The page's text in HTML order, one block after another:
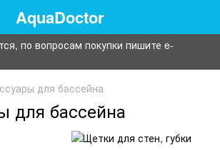
AquaDoctor
по вопросам покупки пишите e-
для бассейна
для бассейна